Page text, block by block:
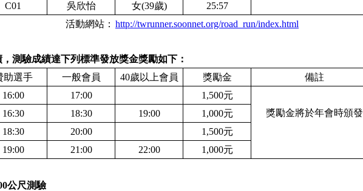
C01 吳欣怡 女(39歲)
25:57
活動網站： http://twrunner.soonnet.org/road_run/index.html
測驗成績達下列標準發放獎金獎勵如下：
助選手 一般會員 40歲以上會員 獎勵金 備註
16:00 17:00 1 ,500元
16:30
18:30 19:00 1 ,000元 獎勵金將於年會時頒發
18:30 20:00 1 ,500元
19:00
21:00 22:00 1 ,000元
公尺測驗